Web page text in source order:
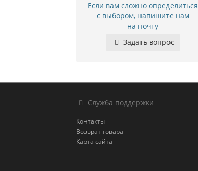
Если вам сложно определиться
с выбором, напишите нам
на почту
Задать вопрос
Служба поддержки
Контакты
Возврат товара
Карта сайта